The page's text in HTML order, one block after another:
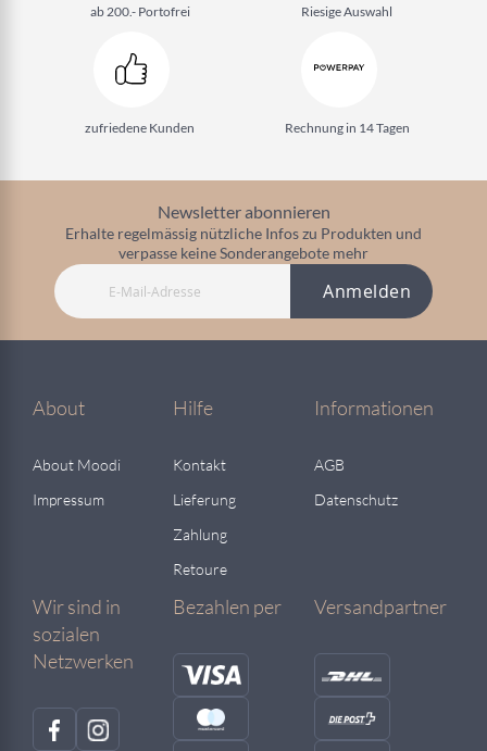
ab 200.- Portofrei Riesige Auswahl
zufriedene Kunden Rechnung in 14 Tagen
Newsletter abonnieren
Erhalte regelmässig nützliche Infos zu Produkten und
verpasse keine Sonderangebote mehr
Anmelden
About
About Moodi
Impressum
Hilfe
Kontakt
Lieferung
Zahlung
Retoure
Informationen
AGB
Datenschutz
Wir sind in
sozialen
Netzwerken
Bezahlen per Versandpartner